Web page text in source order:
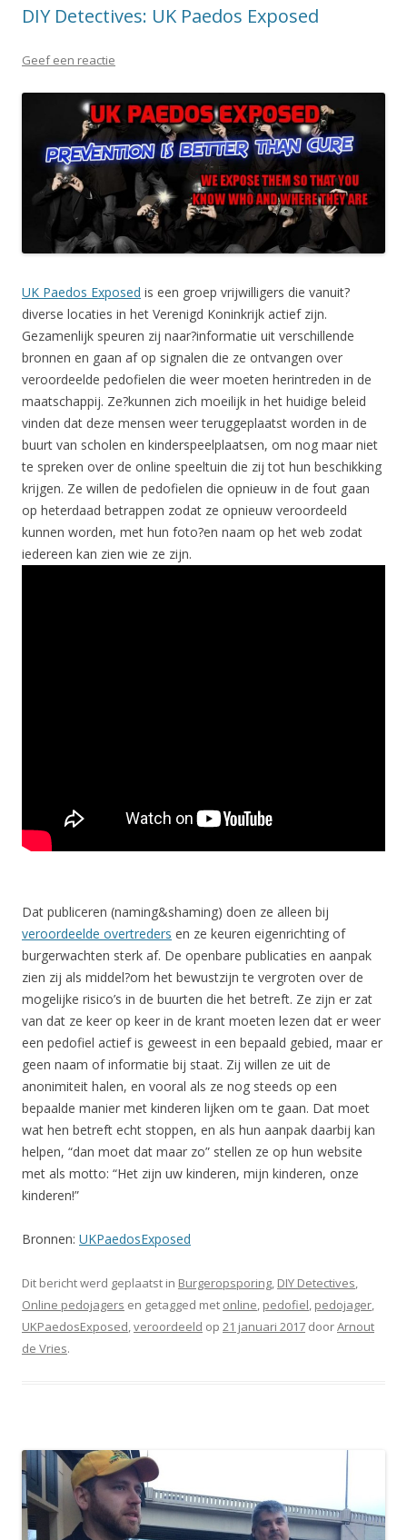
DIY Detectives: UK Paedos Exposed
Geef een reactie
UK Paedos Exposed is een groep vrijwilligers die vanuit?
diverse locaties in het Verenigd Koninkrijk actief zijn.
Gezamenlijk speuren zij naar?informatie uit verschillende
bronnen en gaan af op signalen die ze ontvangen over
veroordeelde pedofielen die weer moeten herintreden in de
maatschappij. Ze?kunnen zich moeilijk in het huidige beleid
vinden dat deze mensen weer teruggeplaatst worden in de
buurt van scholen en kinderspeelplaatsen, om nog maar niet
te spreken over de online speeltuin die zij tot hun beschikking
krijgen. Ze willen de pedofielen die opnieuw in de fout gaan
op heterdaad betrappen zodat ze opnieuw veroordeeld
kunnen worden, met hun foto?en naam op het web zodat
iedereen kan zien wie ze zijn.
Dat publiceren (naming&shaming) doen ze alleen bij
veroordeelde overtreders en ze keuren eigenrichting of
burgerwachten sterk af. De openbare publicaties en aanpak
zien zij als middel?om het bewustzijn te vergroten over de
mogelijke risico’s in de buurten die het betreft. Ze zijn er zat
van dat ze keer op keer in de krant moeten lezen dat er weer
een pedofiel actief is geweest in een bepaald gebied, maar er
geen naam of informatie bij staat. Zij willen ze uit de
anonimiteit halen, en vooral als ze nog steeds op een
bepaalde manier met kinderen lijken om te gaan. Dat moet
wat hen betreft echt stoppen, en als hun aanpak daarbij kan
helpen, “dan moet dat maar zo” stellen ze op hun website
met als motto: “Het zijn uw kinderen, mijn kinderen, onze
kinderen!”
Bronnen: UKPaedosExposed
Dit bericht werd geplaatst in Burgeropsporing, DIY Detectives,
Online pedojagers en getagged met online, pedofiel, pedojager,
UKPaedosExposed,veroordeeld op 21 januari 2017 doorArnout
de Vries.